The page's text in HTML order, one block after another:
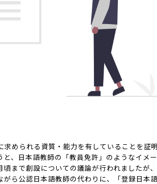
められる資質・能力を有していることを証
、日本語教師の「教員免許」のようなイメ
まで創設についての議論が行われましたが
ら公認日本語教師の代わりに、「登録日本